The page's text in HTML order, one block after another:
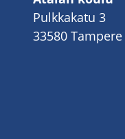
Pulkkakatu 3
33580 Tampere